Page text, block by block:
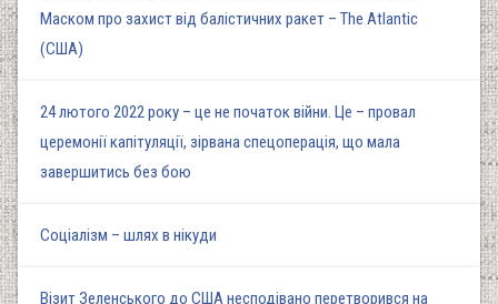
Маском про захист від балістичних ракет – The Atlantic
(США)
24 лютого 2022 року – це не початок війни. Це – провал
церемонії капітуляції, зірвана спецоперація, що мала
завершитись без бою
Соціалізм – шлях в нікуди
Візит Зеленського до США несподівано перетворився на